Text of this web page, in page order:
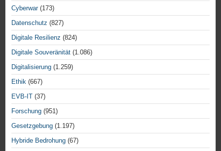
Cyberwar(173)
Datenschutz (827)
Digitale Resilienz (824)
Digitale Souveränität (1.086)
Digitalisierung (1.259)
Ethik (667)
EVB-IT (37)
Forschung (951)
Gesetzgebung (1.197)
Hybride Bedrohung (67)